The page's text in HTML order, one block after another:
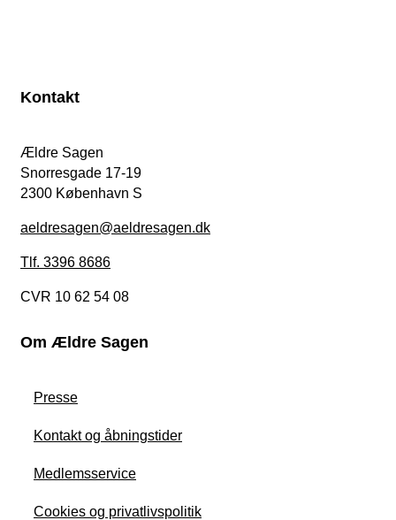
Kontakt
Ældre Sagen
Snorresgade 17-19
2300 København S
aeldresagen@aeldresagen.dk
Tlf. 3396 8686
CVR 10 62 54 08
Om Ældre Sagen
Presse
Kontakt og åbningstider
Medlemsservice
Cookies og privatlivspolitik